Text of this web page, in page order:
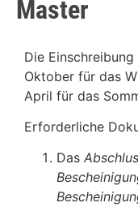
Master
Die
Oktober für das
April für das
Erforderliche
Das